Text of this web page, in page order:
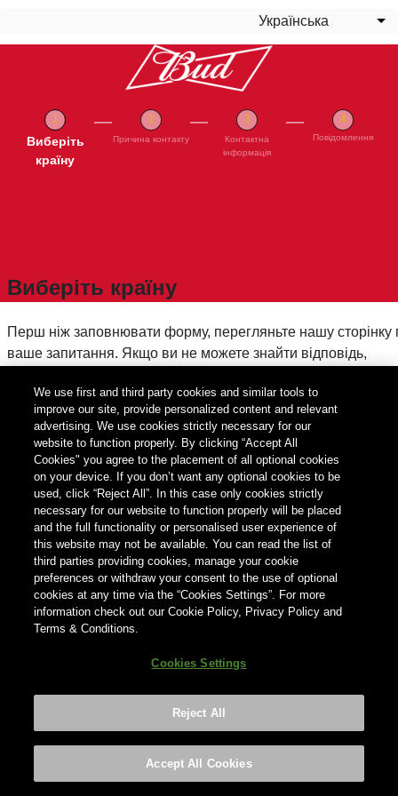
Українська
Поточна
Виберіть
країну
Причина контакту
Контактна
інформація
Повідомлення
Виберіть країну
Перш ніж заповнювати форму, перегляньте нашу
ваше запитання. Якщо ви не можете знайти відповідь,
Країна
Нідерланди
©2026 ANHEUSER-BUSCH INBEV
We use first and third party cookies and similar tools to
improve our site, provide personalized content and relevant
advertising. We use cookies strictly necessary for our
website to function properly. By clicking “Accept All
Cookies" you agree to the placement of all optional cookies
on your device. If you don’t want any optional cookies to be
used, click “Reject All”. In this case only cookies strictly
necessary for our website to function properly will be placed
and the full functionality or personalised user experience of
this website may not be available. You can read the list of
third parties providing cookies, manage your cookie
preferences or withdraw your consent to the use of optional
cookies at any time via the “Cookies Settings”. For more
information check out our Cookie Policy, Privacy Policy and
Terms & Conditions.
Cookies Settings
Reject All
Accept All Cookies